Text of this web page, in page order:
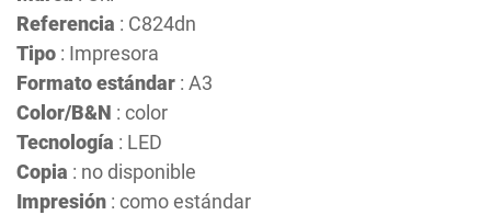
Referencia : C824dn
Tipo : Impresora
Formato estándar : A3
Color/B&N : color
Tecnología : LED
Copia : no disponible
Impresión : como estándar